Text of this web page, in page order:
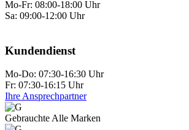
Mo-Fr: 08:00-18:00 Uhr
Sa: 09:00-12:00 Uhr
Kundendienst
Mo-Do: 07:30-16:30 Uhr
Fr: 07:30-16:15 Uhr
Ihre Ansprechpartner
Gebrauchte Alle Marken